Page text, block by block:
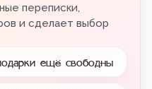
переписки,
и сделает выбор
ещё свободны